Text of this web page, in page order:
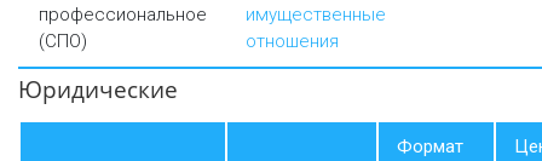
профессиональное
(СПО)
имущественные
отношения
Юридические
Формат